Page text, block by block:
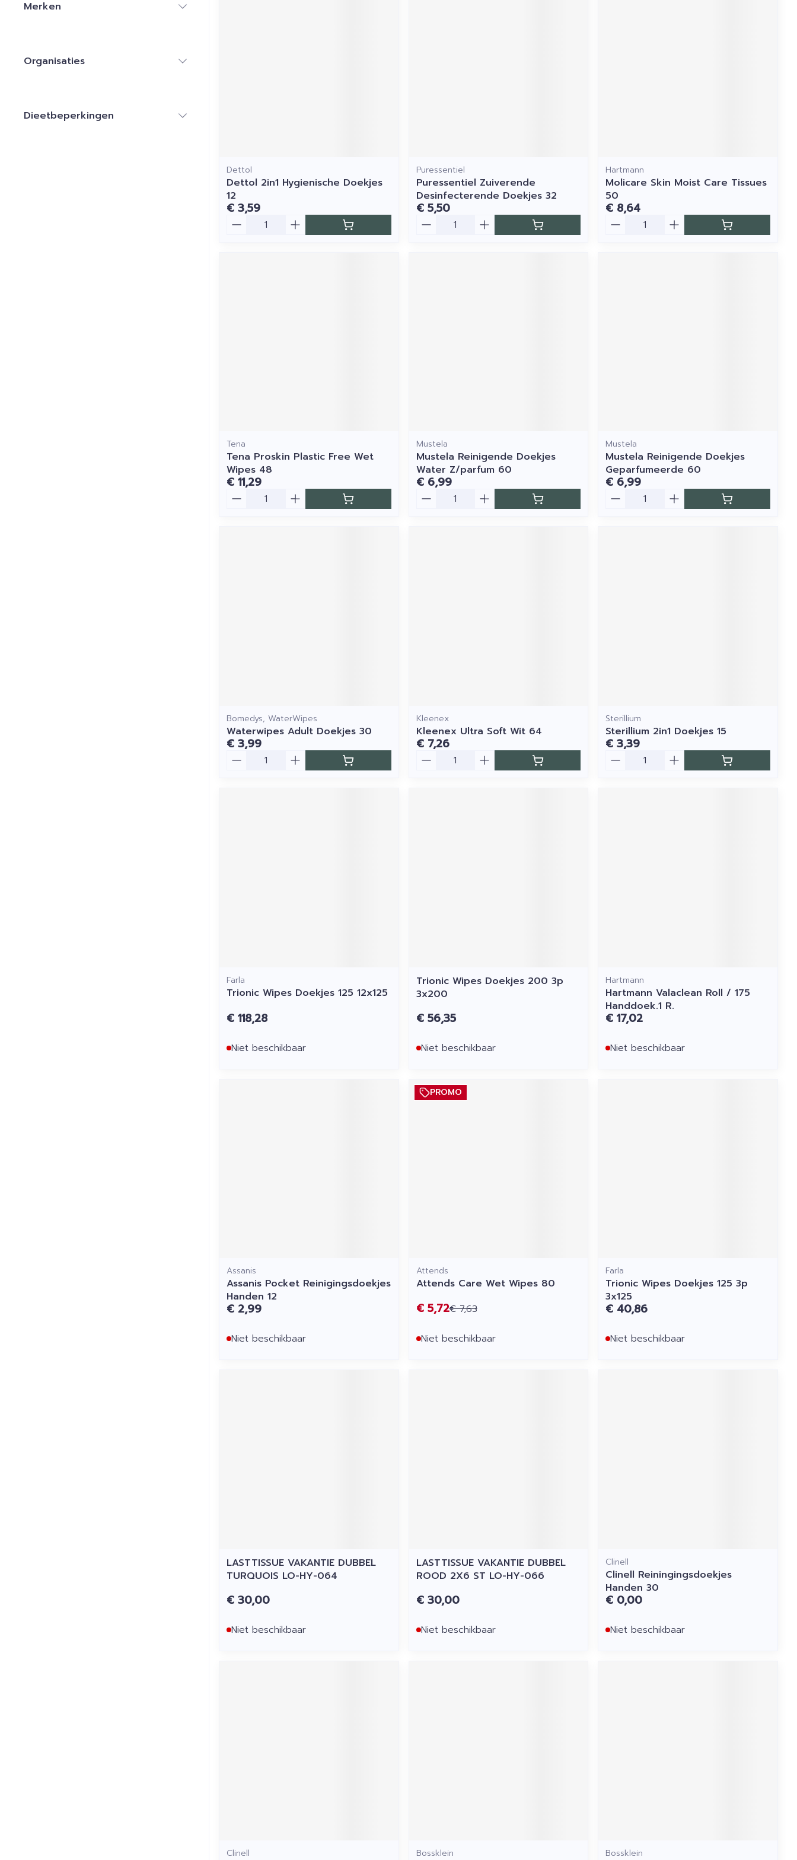
Merken
Organisaties
Dieetbeperkingen
Dettol
Dettol 2in1 Hygienische Doekjes
12
€ 3,59
Puressentiel
Puressentiel Zuiverende
Desinfecterende Doekjes 32
€ 5,50
Hartmann
Molicare Skin Moist Care Tissues
50
€ 8,64
Tena
Tena Proskin Plastic Free Wet
Wipes 48
€ 11,29
Mustela
Mustela Reinigende Doekjes
Water Z/parfum 60
€ 6,99
Mustela
Mustela Reinigende Doekjes
Geparfumeerde 60
€ 6,99
Bomedys, WaterWipes
Waterwipes Adult Doekjes 30
€ 3,99
Kleenex
Kleenex Ultra Soft Wit 64
€ 7,26
Sterillium
Sterillium 2in1 Doekjes 15
€ 3,39
Farla
Trionic Wipes Doekjes 125 12x125
€ 118,28
Niet beschikbaar
Trionic Wipes Doekjes 200 3p
3x200
€ 56,35
Niet beschikbaar
Hartmann
Hartmann Valaclean Roll / 175
Handdoek.1 R.
€ 17,02
Niet beschikbaar
Assanis
Assanis Pocket Reinigingsdoekjes
Handen 12
€ 2,99
Niet beschikbaar
PROMO
Attends
Attends Care Wet Wipes 80
€ 7,63
€ 5,72
Niet beschikbaar
Farla
Trionic Wipes Doekjes 125 3p
3x125
€ 40,86
Niet beschikbaar
LASTTISSUE VAKANTIE DUBBEL
TURQUOIS LO-HY-064
€ 30,00
Niet beschikbaar
LASTTISSUE VAKANTIE DUBBEL
ROOD 2X6 ST LO-HY-066
€ 30,00
Niet beschikbaar
Clinell
Clinell Reiningingsdoekjes
Handen 30
€ 0,00
Niet beschikbaar
Clinell Bossklein Bossklein